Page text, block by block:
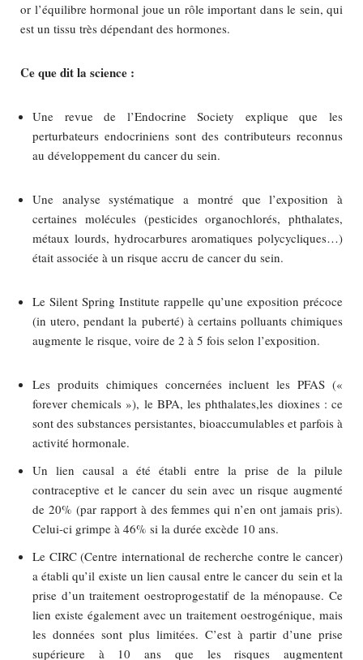
or l’équilibre hormonal joue un rôle important dans le sein, qui
est un tissu très dépendant des hormones.
Ce que dit la science :
Une revue de l’Endocrine Society explique que les
perturbateurs endocriniens sont des contributeurs reconnus
au développement du cancer du sein.
Une analyse systématique a montré que l’exposition à
certaines molécules (pesticides organochlorés, phthalates,
métaux lourds, hydrocarbures aromatiques polycycliques…)
était associée à un risque accru de cancer du sein.
Le Silent Spring Institute rappelle qu’une exposition précoce
(in utero, pendant la puberté) à certains polluants chimiques
augmente le risque, voire de 2 à 5 fois selon l’exposition.
Les produits chimiques concernées incluent les PFAS («
forever chemicals »), le BPA, les phthalates,les dioxines : ce
sont des substances persistantes, bioaccumulables et parfois à
activité hormonale.
Un lien causal a été établi entre la prise de la pilule
contraceptive et le cancer du sein avec un risque augmenté
de 20% (par rapport à des femmes qui n’en ont jamais pris).
Celui-ci grimpe à 46% si la durée excède 10 ans.
Le CIRC (Centre international de recherche contre le cancer)
a établi qu’il existe un lien causal entre le cancer du sein et la
prise d’un traitement oestroprogestatif de la ménopause. Ce
lien existe également avec un traitement oestrogénique, mais
les données sont plus limitées. C’est à partir d’une prise
supérieure à 10 ans que les risques augmentent